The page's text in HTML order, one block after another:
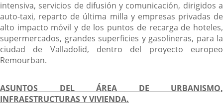
intensiva, servicios de difusión y comunicación, dirigidos a
auto-taxi, reparto de última milla y empresas privadas de
alto impacto móvil y de los puntos de recarga de hoteles,
supermercados, grandes superficies y gasolineras, para la
ciudad de Valladolid, dentro del proyecto europeo
Remourban.
ASUNTOS DEL ÁREA DE URBANISMO,
INFRAESTRUCTURAS Y VIVIENDA.